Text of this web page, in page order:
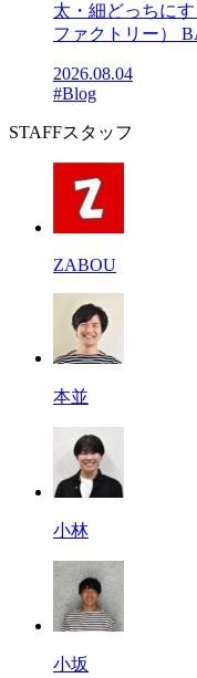
太・細どっちに
ファクトリー）
2026.08.04
#Blog
STAFFスタッフ
ZABOU
本並
小林
小坂